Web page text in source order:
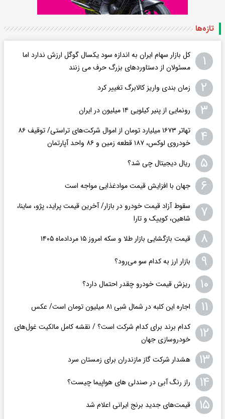
تازه‌ها
۱
کل بازار سهام ایران به اندازه سود یکسال گوگل ارزش ندارد اما
مسئولان از دستاوردهای بزرگ حرف می زنند
۲ زمان بندی واریز کالابرگ تغییر کرد
۳ رونمایی از پنیر کیلویی ۱۴ میلیون در ایران
۴
تهاتر ۱۶۷۳ میلیارد تومان از اموال شرکت‌های تراستی/ توقیف ۸۶
خودروی لوکس، ۱۸۷ قطعه زمین و ۸۶ واحد آپارتمان
۵ ریال دیجیتال چی شد؟
۶ جهان با افزایش قیمت موادغذایی مواجه است
۷
سقوط آزاد قیمت خودرو در بازار/ آخرین قیمت پراید، پژو، ساینا،
شاهین، کوییک و تارا
۸ قیمت بازگشایی بازار طلا و سکه امروز ۱۵ مردادماه ۱۴۰۵
۹ بازار ارز به کدام سو می‌رود؟
۱۰ ریزش قیمت خودرو چقدر احتمال دارد؟
۱۱ اجاره این کلبه در شمال شبی ۸۱ میلیون تومان است/ عکس
۱۲
کدام برند برای کدام شرکت است؟ / نقشه کامل مالکیت غول‌های
خودروسازی جهان
۱۳ هشدار شرکت گاز مازندران برای زمستان سرد
۱۴ راز رنگ آبی در صندلی های هواپیما چیست؟
۱۵ قیمت‌های جدید برنج ایرانی اعلام شد